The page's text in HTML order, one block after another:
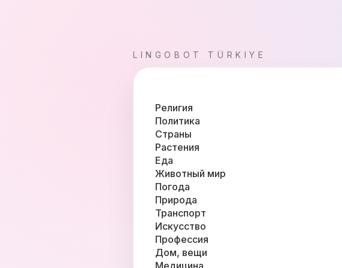
LINGOBOT TÜRKIYE
Религия
Политика
Страны
Растения
Еда
Животный мир
Погода
Природа
Транспорт
Искусство
Профессия
Дом, вещи
Медицина